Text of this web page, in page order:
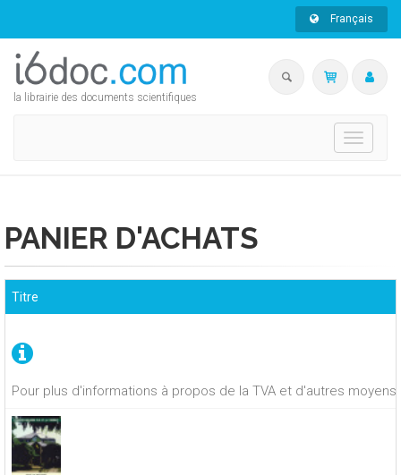
Français
la librairie des documents scientifiques
Toggle
PANIER D'ACHATS
Pour plus d'informations à propos de la TVA et d'autres
Titre